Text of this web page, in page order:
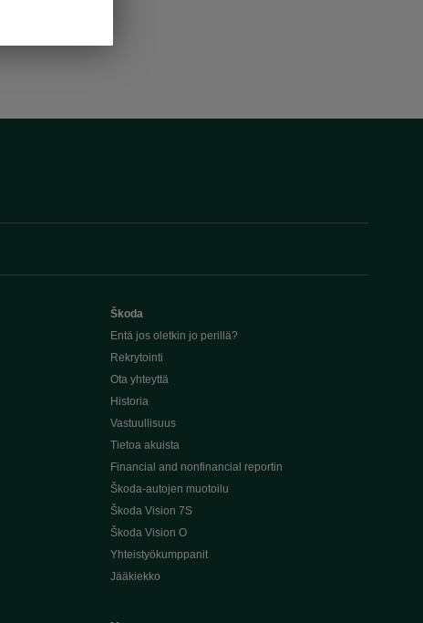
Škoda
Entä jos oletkin jo perillä?
Rekrytointi
Ota yhteyttä
Historia
Vastuullisuus
Tietoa akuista
Financial and nonfinancial reportin
Škoda-autojen muotoilu
Škoda Vision 7S
Škoda Vision O
Yhteistyökumppanit
Jääkiekko